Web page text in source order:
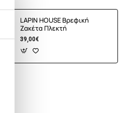
LAPIN HOUSE Βρεφική
Ζακέτα Πλεκτή
39,00€